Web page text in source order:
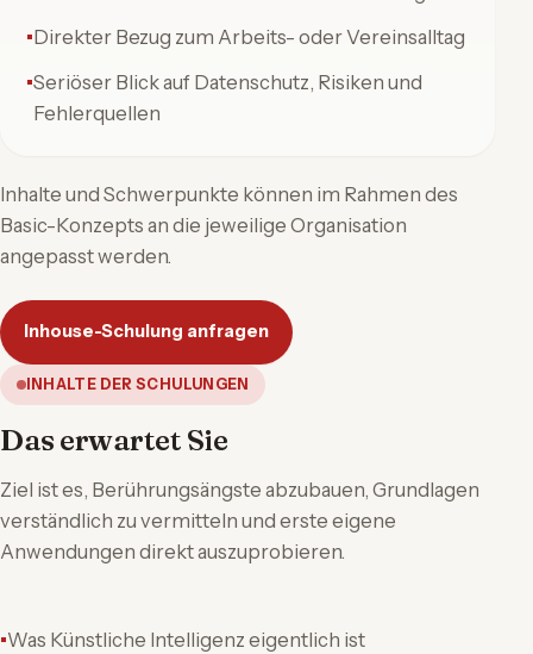
Direkter Bezug zum Arbeits- oder Vereinsalltag
Seriöser Blick auf Datenschutz, Risiken und
Fehlerquellen
Inhalte und Schwerpunkte können im Rahmen des
Basic-Konzepts an die jeweilige Organisation
angepasst werden.
Inhouse-Schulung anfragen
INHALTE DER SCHULUNGEN
Das erwartet Sie
Ziel ist es, Berührungsängste abzubauen, Grundlagen
verständlich zu vermitteln und erste eigene
Anwendungen direkt auszuprobieren.
Was Künstliche Intelligenz eigentlich ist